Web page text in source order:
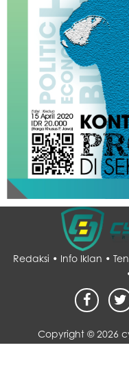
Redaksi • Info Iklan •
Copyright ©2026